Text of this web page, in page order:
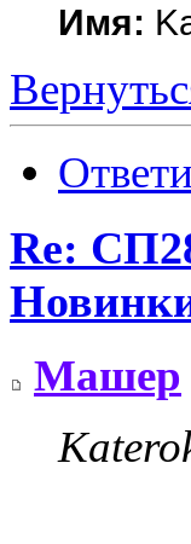
Имя:
Re:
Машер